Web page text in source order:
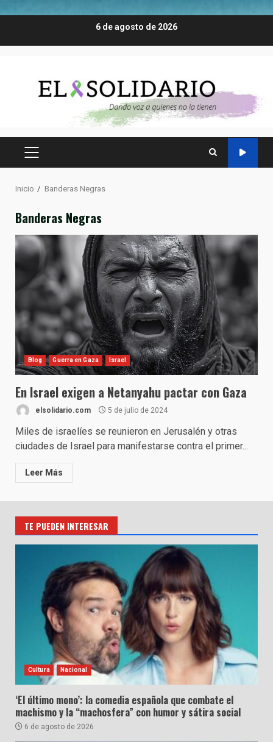
6 de agosto de 2026
MENÚ
Inicio Banderas Negras
Banderas Negras
Blog Guerra en Gaza Israel
En Israel exigen a Netanyahu pactar con Gaza
elsolidario.com 5 de julio de 2024
Miles de israelíes se reunieron en Jerusalén y otras
ciudades de Israel para manifestarse contra el primer...
Leer Más
TE PUEDEN INTERESAR
Cultura Nacional
‘El último mono’: la comedia española que combate el
machismo y la “machosfera” con humor y sátira social
6 de agosto de 2026